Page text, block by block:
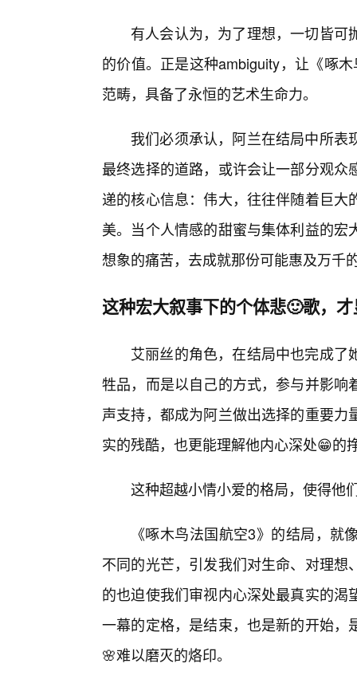
有人会认为，为了理想，一切皆
的价值。正是这种ambiguity，让《啄
范畴，具备了永恒的艺术生命力。
我们必须承认，阿兰在结局中所
最终选择的道路，或许会让一部分观
递的核心信息：伟大，往往伴随着巨
美。当个人情感的甜蜜与集体利益的
想象的痛苦，去成就那份可能惠及万千
这种宏大叙事下的个体悲🙂歌，
艾丽丝的角色，在结局中也完成
牲品，而是以自己的方式，参与并影
声支持，都成为阿兰做出选择的重要
实的残酷，也更能理解他内心深处😁的
这种超越小情小爱的格局，使得他
《啄木鸟法国航空3》的结局，
不同的光芒，引发我们对生命、对理
的也迫使我们审视内心深处最真实的
一幕的定格，是结束，也是新的开始
🌸难以磨灭的烙印。